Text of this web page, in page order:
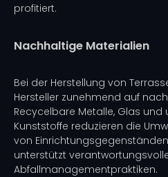
profitiert.
Nachhaltige Materialien
Bei der Herstellung von
Hersteller zunehmend auf
Recycelbare Metalle, Glas
Kunststoffe reduzieren die
von
unterstützt
Abfallmanagementpraktiken.